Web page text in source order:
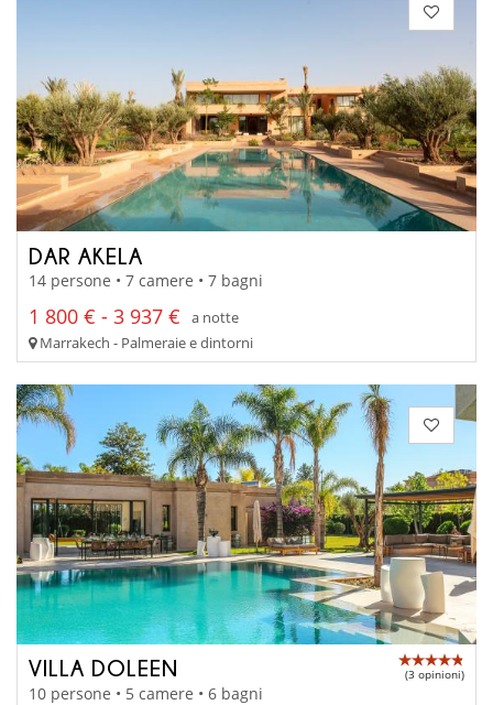
DAR AKELA
14 persone • 7 camere • 7 bagni
1 800 € - 3 937 €
a notte
Marrakech - Palmeraie e dintorni
VILLA DOLEEN (3 opinioni)
10 persone • 5 camere • 6 bagni